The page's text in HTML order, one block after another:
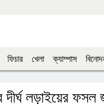
ফিচার খেলা ক্যাম্পাস
দীর্ঘ লড়াইয়ের ফসল